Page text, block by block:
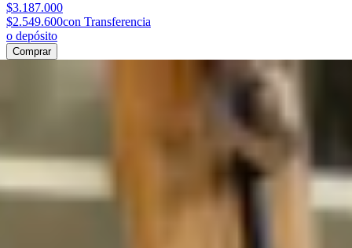
$3.187.000
$2.549.600con Transferencia
o depósito
Comprar